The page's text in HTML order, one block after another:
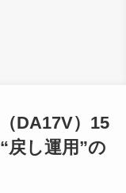
DA17V）15
戻し運用”の